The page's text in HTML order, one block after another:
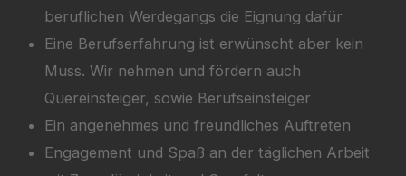
beruflichen Werdegangs die Eignung dafür
Eine Berufserfahrung ist erwünscht aber kein
Muss. Wir nehmen und fördern auch
Quereinsteiger, sowie Berufseinsteiger
Ein angenehmes und freundliches Auftreten
Engagement und Spaß an der täglichen Arbeit